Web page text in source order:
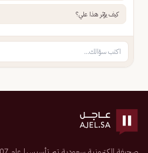
كيف يؤثر هذا علي؟